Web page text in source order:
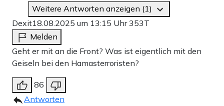
Weitere Antworten anzeigen (1)
Dexit18.08.2025 um 13:15 Uhr353T
Melden
Geht er mit an die Front? Was ist eigentlich mit den
Geiseln bei den Hamasterroristen?
86
Antworten